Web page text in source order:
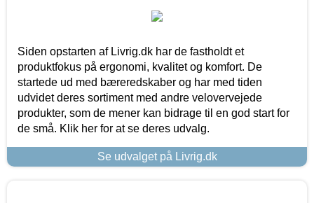
Siden opstarten af Livrig.dk har de fastholdt et
produktfokus på ergonomi, kvalitet og komfort. De
startede ud med bæreredskaber og har med tiden
udvidet deres sortiment med andre velovervejede
produkter, som de mener kan bidrage til en god start for
de små. Klik her for at se deres udvalg.
Se udvalget på Livrig.dk